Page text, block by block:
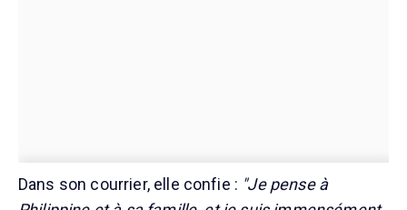
Dans son courrier, elle confie : "Je pense à